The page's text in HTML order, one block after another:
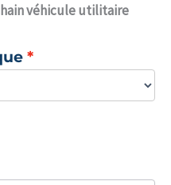
véhicule utilitaire